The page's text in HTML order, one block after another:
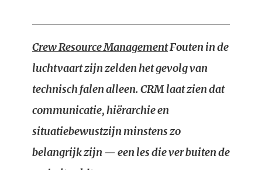
Crew Resource ManagementFouten in de
luchtvaart zijn zelden het gevolg van
technisch falen alleen. CRM laat zien dat
communicatie, hiërarchie en
situatiebewustzijn minstens zo
belangrijk zijn — een les die ver buiten de